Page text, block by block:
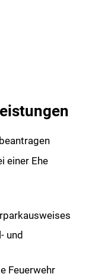
einer Ehe
und
Feuerwehr